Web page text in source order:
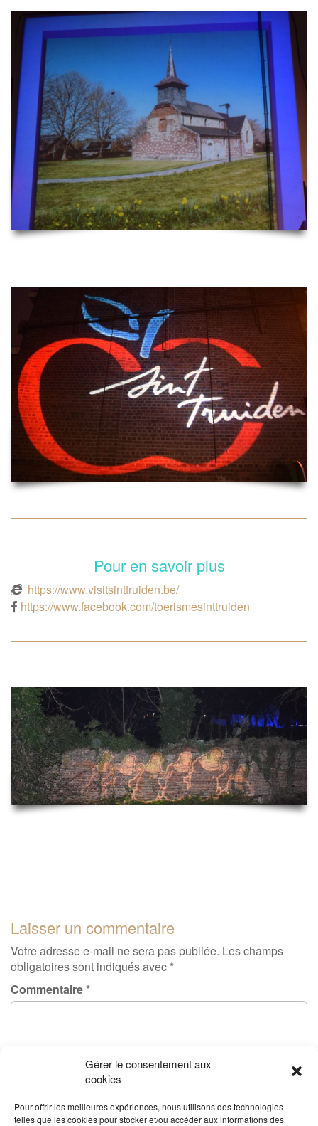
Gérer le consentement aux
cookies
Pour offrir les meilleures expériences, nous utilisons des technologies
telles que les cookies pour stocker et/ou accéder aux informations des
Pour en savoir plus
https://www.visitsinttruiden.be/
https://www.facebook.com/toerismesinttruiden
Laisser un commentaire
Votre adresse e-mail ne sera pas publiée. Les champs
obligatoires sont indiqués avec *
Commentaire*